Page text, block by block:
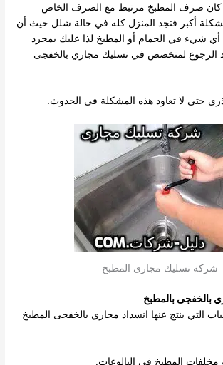
كان صرف المطبخ مرتبط مع الصرف الخاص
أكبر فتجد المنزل كله في حالة شلل حيث أن
شيء في الحمام أو المطبخ لذا عليك بمجرد
الرجوع لمتخصص في تسليك مجاري بالخفجى
حتى لا تعاود هذه المشكلة في الحدوث.
شركة تسليك مجارى المطبخ
بالخفجى بالمطبخ
التي ينتج عنها انسداد مجاري بالخفجى المطبخ
مخلفات المطبخ في البالوعات.